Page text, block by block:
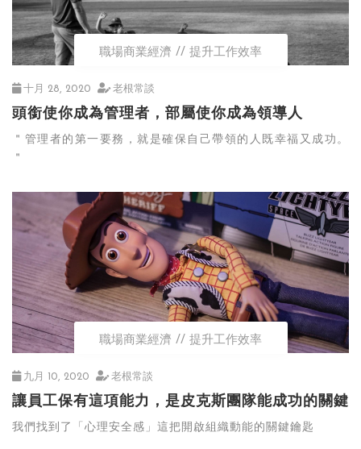
職場商業經濟 提升工作效率
十月 28, 2020 老根常談
頭銜使你成為管理者，部屬使你成為領導人
＂管理者的第一要務，就是確保自己帶領的人既幸福又成功。
＂
職場商業經濟 提升工作效率
九月 10, 2020 老根常談
讓員工保有這項能力，是皮克斯團隊能成功的關鍵
我們找到了「心理安全感」這把開啟組織動能的關鍵鑰匙